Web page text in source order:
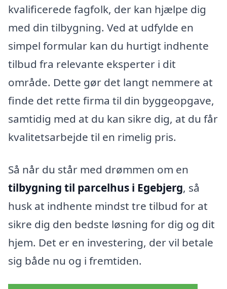
kvalificerede fagfolk, der kan hjælpe dig
med din tilbygning. Ved at udfylde en
simpel formular kan du hurtigt indhente
tilbud fra relevante eksperter i dit
område. Dette gør det langt nemmere at
finde det rette firma til din byggeopgave,
samtidig med at du kan sikre dig, at du får
kvalitetsarbejde til en rimelig pris.
Så når du står med drømmen om en
tilbygning til parcelhus i Egebjerg, så
husk at indhente mindst tre tilbud for at
sikre dig den bedste løsning for dig og dit
hjem. Det er en investering, der vil betale
sig både nu og i fremtiden.